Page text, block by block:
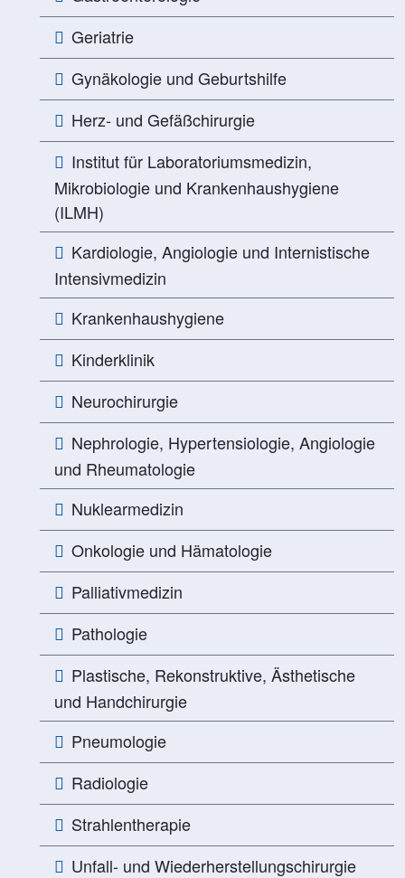
Geriatrie
Gynäkologie und Geburtshilfe
Herz- und Gefäßchirurgie
Institut für Laboratoriumsmedizin,
Mikrobiologie und Krankenhaushygiene
(ILMH)
Kardiologie, Angiologie und Internistische
Intensivmedizin
Krankenhaushygiene
Kinderklinik
Neurochirurgie
Nephrologie, Hypertensiologie, Angiologie
und Rheumatologie
Nuklearmedizin
Onkologie und Hämatologie
Palliativmedizin
Pathologie
Plastische, Rekonstruktive, Ästhetische
und Handchirurgie
Pneumologie
Radiologie
Strahlentherapie
Unfall- und Wiederherstellungschirurgie